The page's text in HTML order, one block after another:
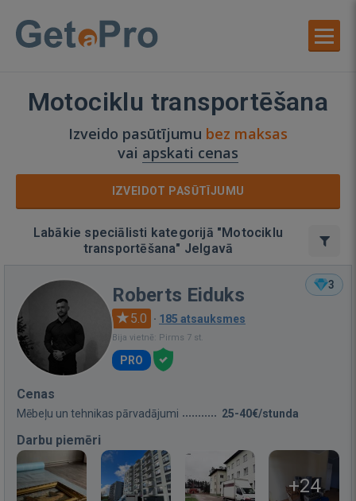
Motociklu transportēšana
Izveido pasūtījumu bez maksas
vai apskati cenas
IZVEIDOT PASŪTĪJUMU
Labākie speciālisti kategorijā "Motociklu
transportēšana" Jelgavā
3
Roberts Eiduks
5.0 · 185 atsauksmes
Bija vietnē: Pirms 7 st.
PRO
Cenas
Mēbeļu un tehnikas pārvadājumi 25-40€/stunda
Darbu piemēri
+24